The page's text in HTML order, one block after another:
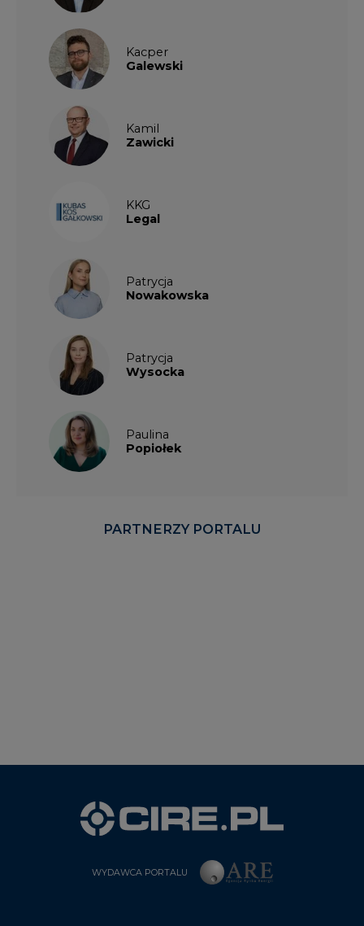
Kacper
Galewski
Kamil
Zawicki
KKG
Legal
Patrycja
Nowakowska
Patrycja
Wysocka
Paulina
Popiołek
PARTNERZY PORTALU
WYDAWCA PORTALU